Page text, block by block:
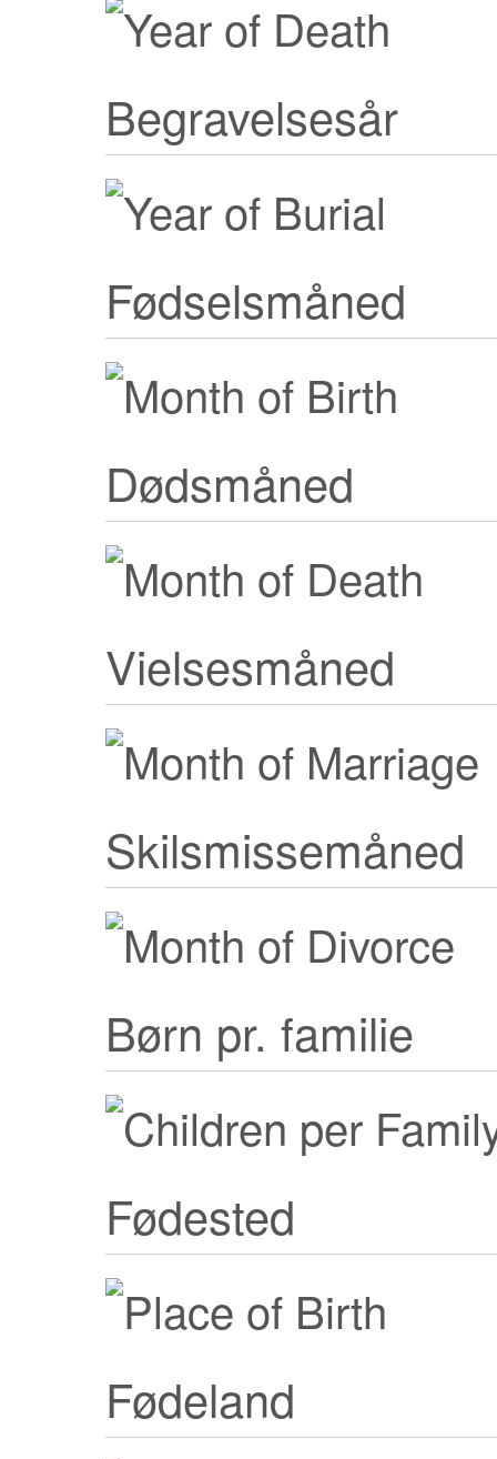
Begravelsesår
Fødselsmåned
Dødsmåned
Vielsesmåned
Skilsmissemåned
Børn pr. familie
Fødested
Fødeland